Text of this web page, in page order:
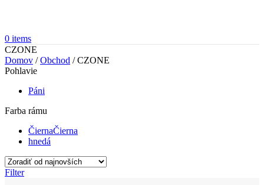
0 items
CZONE
Domov /Obchod /CZONE
Pohlavie
Páni
Farba rámu
ČiernaČierna
hnedá
Filter